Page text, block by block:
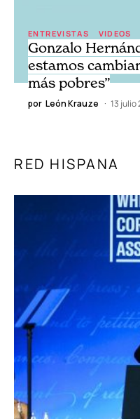
ENTREVISTAS VIDEOS
Gonzalo
estamos
más pobres”
por León Krauze 13 julio
RED HISPANA